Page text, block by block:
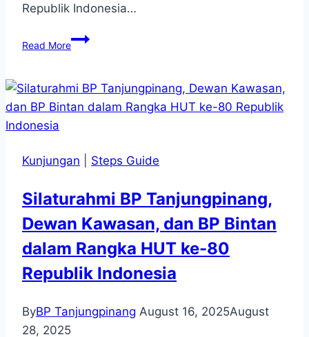
Republik Indonesia…
Read More
Konsultasi
dan
dengan
Kementerian
Lingkungan
Tata
B3
dan
Non-
B3
Kunjungan Steps Guide
Silaturahmi BP Tanjungpinang,
Dewan Kawasan, dan BP Bintan
dalam Rangka HUT ke-80
Republik Indonesia
ByBP Tanjungpinang August 16, 2025August
28, 2025